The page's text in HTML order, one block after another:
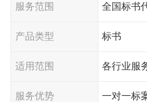
服务范围 全国标书
产品类型 标书
适用范围 各行业服
服务优势 一对一标